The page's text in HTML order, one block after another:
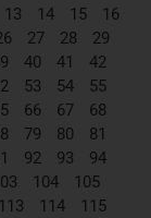
13 14 15
16
27 28
29
40 41
42
53 54
55
66 67
68
79 80
81
92 93
94
104
105
113 114 115